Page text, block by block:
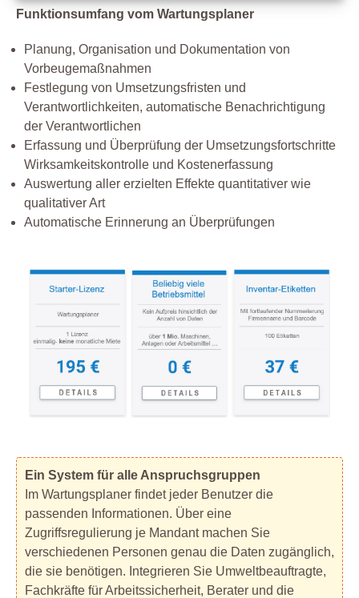
Funktionsumfang vom Wartungsplaner
Planung, Organisation und Dokumentation von
Vorbeugemaßnahmen
Festlegung von Umsetzungsfristen und
Verantwortlichkeiten, automatische Benachrichtigung
der Verantwortlichen
Erfassung und Überprüfung der Umsetzungsfortschritte
Wirksamkeitskontrolle und Kostenerfassung
Auswertung aller erzielten Effekte quantitativer wie
qualitativer Art
Automatische Erinnerung an Überprüfungen
Ein System für alle Anspruchsgruppen
Im Wartungsplaner findet jeder Benutzer die
passenden Informationen. Über eine
Zugriffsregulierung je Mandant machen Sie
verschiedenen Personen genau die Daten zugänglich,
die sie benötigen. Integrieren Sie Umweltbeauftragte,
Fachkräfte für Arbeitssicherheit, Berater und die